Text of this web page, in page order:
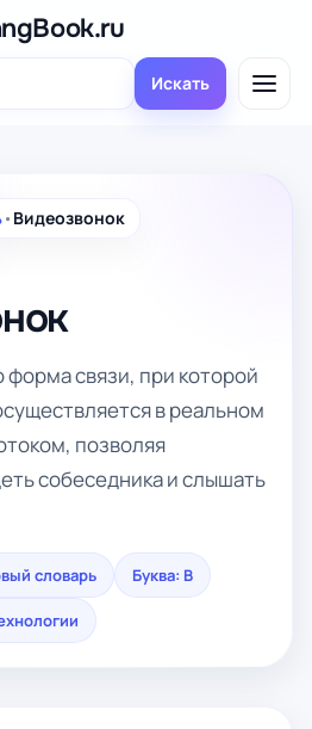
Искать
• Видеозвонок
форма связи, при которой
в реальном
позволяя
собеседника и слышать
словарь Буква: В